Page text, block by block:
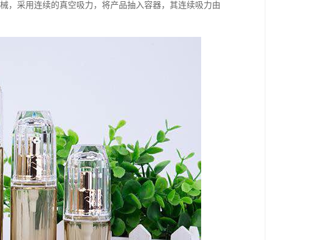
，采用连续的真空吸力，将产品抽入容器，其连续吸力由